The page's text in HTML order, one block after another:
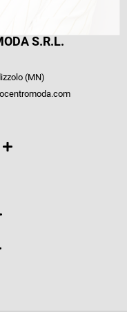
S.R.L.
(MN)